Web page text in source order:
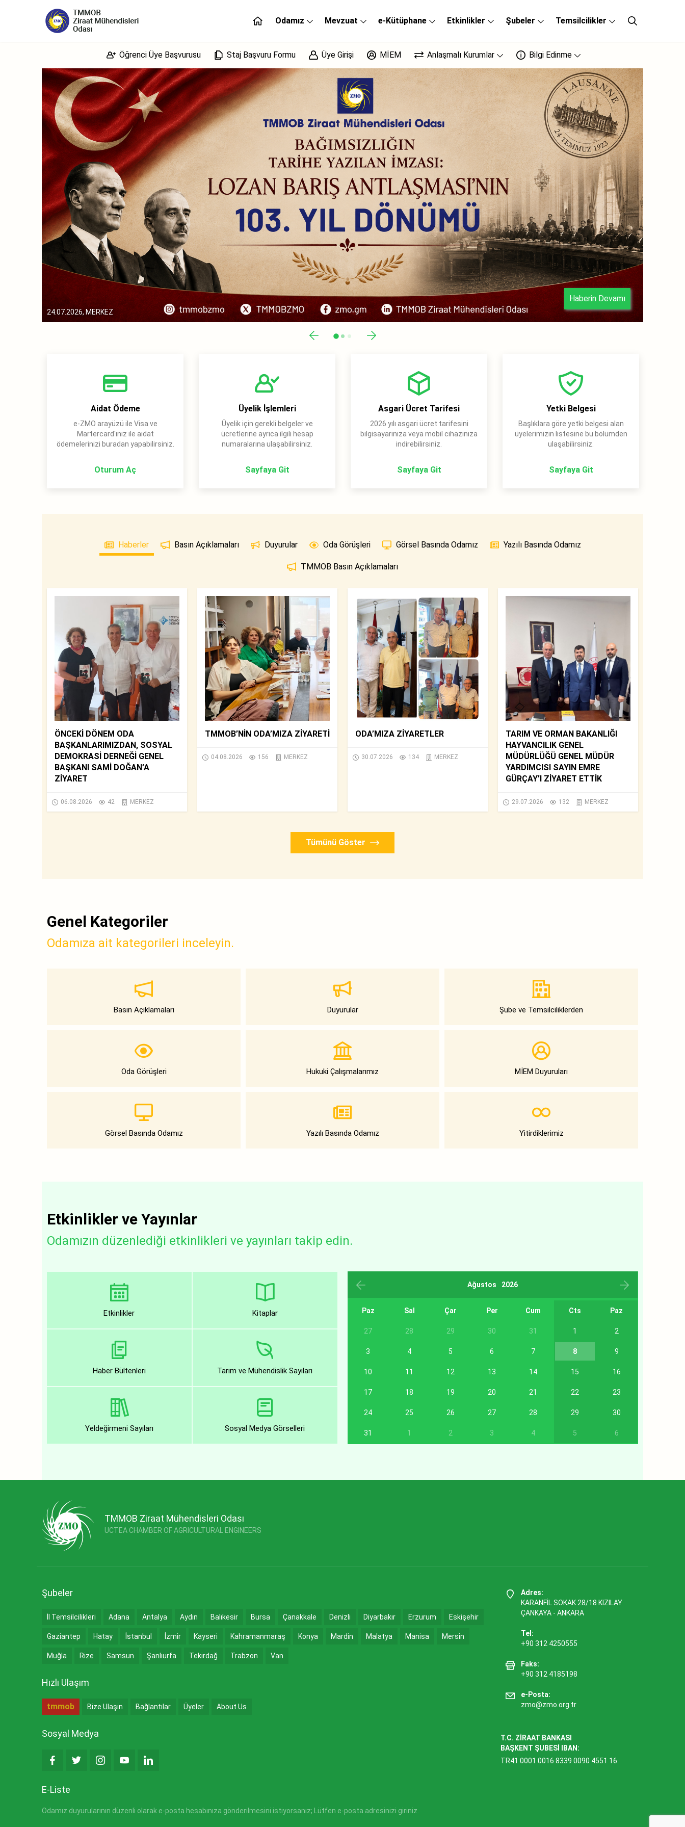
Odamız Mevzuat e-Kütüphane Etkinlikler Şubeler Temsilcilikler
Öğrenci Üye Başvurusu Staj Başvuru Formu Üye Girişi MİEM Anlaşmalı Kurumlar Bilgi Edinme
24.07.2026, MERKEZ
Haberin Devamı
Aidat Ödeme
e-ZMO arayüzü ile Visa ve
Martercard'ınız ile aidat
ödemelerinizi buradan yapabilirsiniz.
Oturum Aç
Üyelik İşlemleri
Üyelik için gerekli belgeler ve
ücretlerine ayrıca ilgili hesap
numaralarına ulaşabilirsiniz.
Sayfaya Git
Asgari Ücret Tarifesi
2026 yılı asgari ücret tarifesini
bilgisayarınıza veya mobil cihazınıza
indirebilirsiniz.
Sayfaya Git
Yetki Belgesi
Başlıklara göre yetki belgesi alan
üyelerimizin listesine bu bölümden
ulaşabilirsiniz.
Sayfaya Git
Haberler Basın Açıklamaları Duyurular Oda Görüşleri Görsel Basında Odamız Yazılı Basında Odamız
TMMOB Basın Açıklamaları
ÖNCEKİ DÖNEM ODA
BAŞKANLARIMIZDAN, SOSYAL
DEMOKRASİ DERNEĞİ GENEL
BAŞKANI SAMİ DOĞAN’A
ZİYARET
06.08.2026 42 MERKEZ
TMMOB’NİN ODA’MIZA ZİYARETİ
04.08.2026 156 MERKEZ
ODA’MIZA ZİYARETLER
30.07.2026 134 MERKEZ
TARIM VE ORMAN BAKANLIĞI
HAYVANCILIK GENEL
MÜDÜRLÜĞÜ GENEL MÜDÜR
YARDIMCISI SAYIN EMRE
GÜRÇAY’I ZİYARET ETTİK
29.07.2026 132 MERKEZ
Tümünü Göster
Genel Kategoriler
Odamıza ait kategorileri inceleyin.
Basın Açıklamaları Duyurular Şube ve Temsilciliklerden
Oda Görüşleri Hukuki Çalışmalarımız MİEM Duyuruları
Görsel Basında Odamız Yazılı Basında Odamız Yitirdiklerimiz
Etkinlikler ve Yayınlar
Odamızın düzenlediği etkinlikleri ve yayınları takip edin.
Etkinlikler Kitaplar
Haber Bültenleri Tarım ve Mühendislik Sayıları
Yeldeğirmeni Sayıları Sosyal Medya Görselleri
Ağustos 2026
Paz Sal Çar Per Cum Cts Paz
27 28 29 30 31 1 2
3 4 5 6 7 8 9
10 11 12 13 14 15 16
17 18 19 20 21 22 23
24 25 26 27 28 29 30
31 1 2 3 4 5 6
TMMOB Ziraat Mühendisleri Odası
UCTEA CHAMBER OF AGRICULTURAL ENGINEERS
Şubeler
İl Temsilcilikleri Adana Antalya Aydın Balıkesir Bursa Çanakkale Denizli Diyarbakır Erzurum Eskişehir
Gaziantep Hatay İstanbul İzmir Kayseri Kahramanmaraş Konya Mardin Malatya Manisa Mersin
Muğla Rize Samsun Şanlıurfa Tekirdağ Trabzon Van
Hızlı Ulaşım
tmmob Bize Ulaşın Bağlantılar Üyeler About Us
Sosyal Medya
E-Liste
Odamız duyurularının düzenli olarak e-posta hesabınıza gönderilmesini istiyorsanız; Lütfen e-posta adresinizi giriniz.
Adres:
KARANFİL SOKAK 28/18 KIZILAY
ÇANKAYA - ANKARA
Tel:
+90 312 4250555
Faks:
+90 312 4185198
e-Posta:
zmo@zmo.org.tr
T.C. ZİRAAT BANKASI
BAŞKENT ŞUBESİ IBAN:
TR41 0001 0016 8339 0090 4551 16